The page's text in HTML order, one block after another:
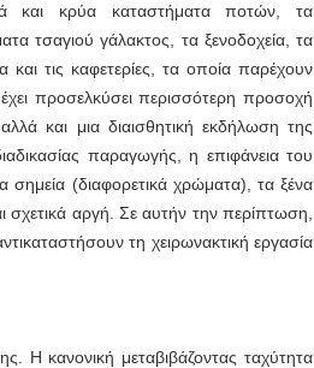
και κρύα καταστήματα ποτών, τα
τσαγιού γάλακτος, τα ξενοδοχεία, τα
και τις καφετερίες, τα οποία παρέχουν
προσελκύσει περισσότερη προσοχή
και μια διαισθητική εκδήλωση της
παραγωγής, η επιφάνεια του
σημεία (διαφορετικά χρώματα), τα ξένα
σχετικά αργή. Σε αυτήν την περίπτωση,
τη χειρωνακτική εργασία
Η κανονική μεταβιβάζοντας ταχύτητα